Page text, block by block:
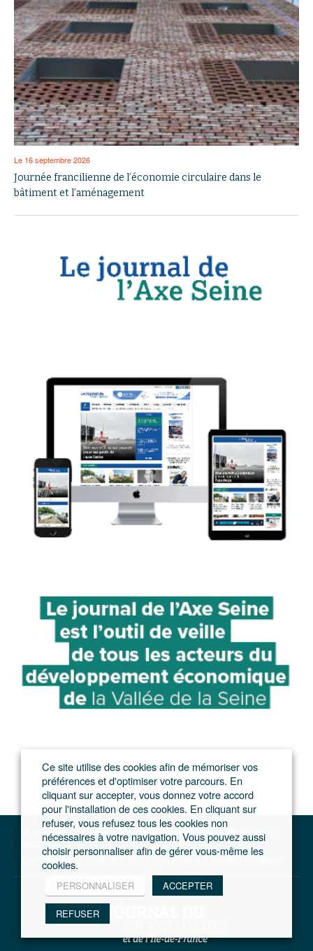
Le 16 septembre 2026
Journée francilienne de l’économie circulaire dans le
bâtiment et l’aménagement
Le journal du Grand Paris – L'actualité du développement de l'Ile-de-France
Salon des maires : Enedis et la MGP s’engagent pour la transition écologique
Ce site utilise des cookies afin de mémoriser vos
préférences et d'optimiser votre parcours. En
cliquant sur accepter, vous donnez votre accord
pour l'installation de ces cookies. En cliquant sur
refuser, vous refusez tous les cookies non
nécessaires à votre navigation. Vous pouvez aussi
choisir personnaliser afin de gérer vous-même les
cookies.
PERSONNALISER ACCEPTER
REFUSER